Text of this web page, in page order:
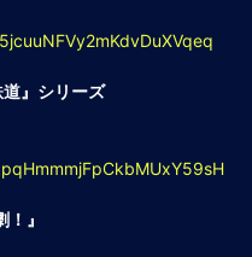
』シリーズ
』